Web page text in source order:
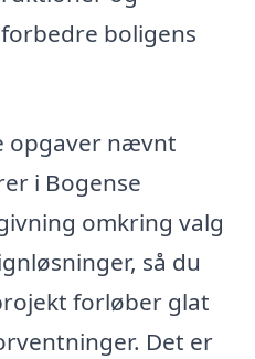
boligens
opgaver nævnt
i Bogense
omkring valg
så du
forløber glat
Det er